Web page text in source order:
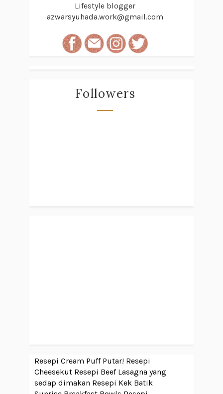
Lifestyle blogger
azwarsyuhada.work@gmail.com
Followers
Resepi Cream Puff Putar! Resepi
Cheesekut Resepi Beef Lasagna yang
sedap dimakan Resepi Kek Batik